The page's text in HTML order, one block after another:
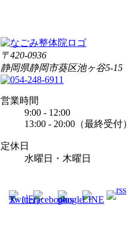
〒420-0936
静岡県静岡市葵区池ヶ谷5-15
営業時間
9:00 - 12:00
13:00 - 20:00（最終受付）
定休日
水曜日・木曜日